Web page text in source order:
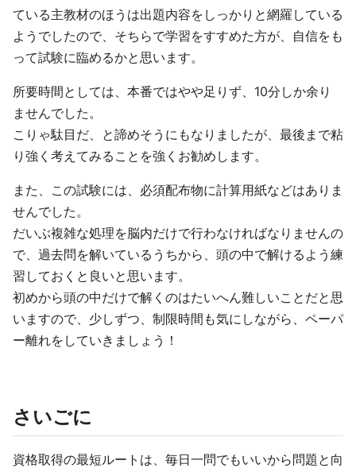
ている主教材のほうは出題内容をしっかりと網羅している
ようでしたので、そちらで学習をすすめた方が、自信をも
って試験に臨めるかと思います。
所要時間としては、本番ではやや足りず、10分しか余り
ませんでした。
こりゃ駄目だ、と諦めそうにもなりましたが、最後まで粘
り強く考えてみることを強くお勧めします。
また、この試験には、必須配布物に計算用紙などはありま
せんでした。
だいぶ複雑な処理を脳内だけで行わなければなりませんの
で、過去問を解いているうちから、頭の中で解けるよう練
習しておくと良いと思います。
初めから頭の中だけで解くのはたいへん難しいことだと思
いますので、少しずつ、制限時間も気にしながら、ペーパ
ー離れをしていきましょう！
さいごに
資格取得の最短ルートは、毎日一問でもいいから問題と向